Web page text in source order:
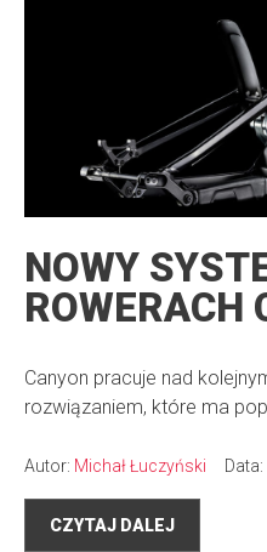
NOWY
ROWERACH
Canyon pracuje nad
rozwiązaniem, które ma
Autor: Michał Łuczyński Data:
CZYTAJ DALEJ